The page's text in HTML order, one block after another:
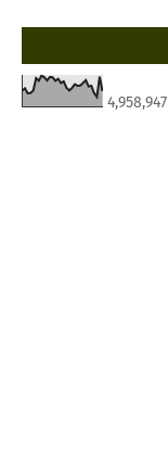
4,958,947